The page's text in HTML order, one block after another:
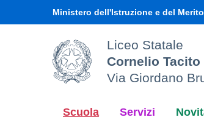
Ministero dell'Istruzione e del Merito
Liceo Statale
Cornelio Tacito
Via Giordano
Scuola Servizi